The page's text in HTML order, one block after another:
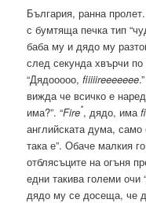
България, ранна
с бумтяща печка тип
баба му и дядо му
след секунда хвърчи
“Дядооооо,fiiiiireeeeeee
вижда че всичко е
има?”. “Fire*, дядо, има
английската дума,
така е”. Обаче малкия
отблясъците на огъня
едни такива големи очи
дядо му се досеща, че